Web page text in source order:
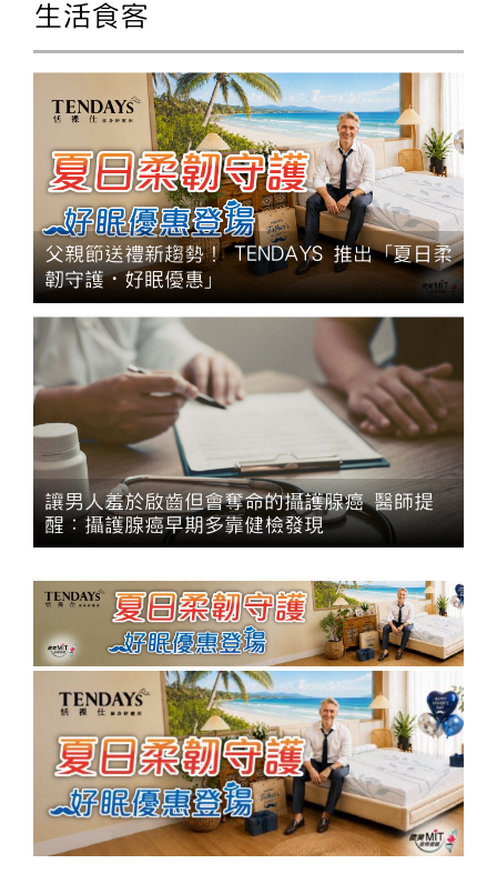
生活食客
父親節送禮新趨勢！ TENDAYS 推出「夏日柔
韌守護・好眠優惠」
讓男人羞於啟齒但會奪命的攝護腺癌 醫師提
醒：攝護腺癌早期多靠健檢發現